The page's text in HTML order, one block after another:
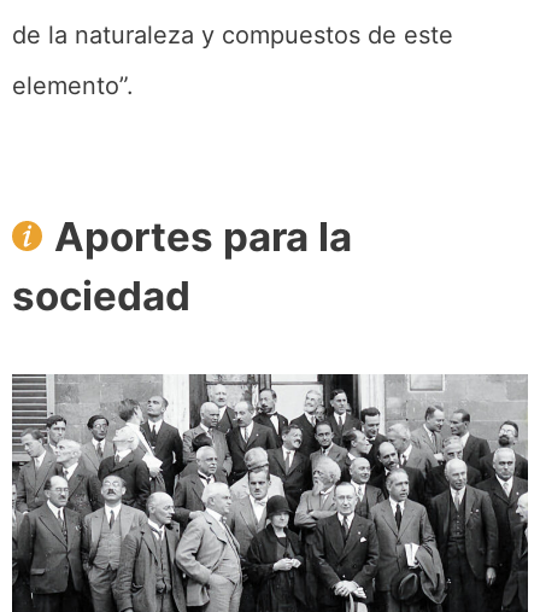
de la naturaleza y compuestos de este
elemento”.
Aportes para la
sociedad